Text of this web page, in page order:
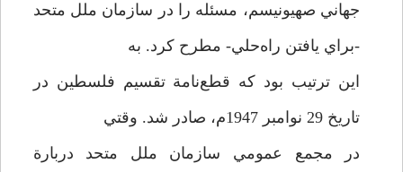
جهاني صهيونيسم، مسئله را در سازمان ملل متحد
-براي يافتن راه‌حلي- مطرح كرد. به
اين ترتيب بود كه قطع‌نامة تقسيم فلسطين در
تاريخ 29 نوامبر 1947م، صادر شد. وقتي
در مجمع عمومي سازمان ملل متحد دربارة